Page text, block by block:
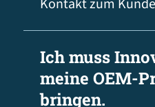
Kontakt zum
Ich muss
meine OEM-
bringen.